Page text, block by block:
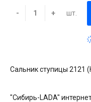
- + шт.
Сальник ступицы 2121
"Сибирь-LADA"